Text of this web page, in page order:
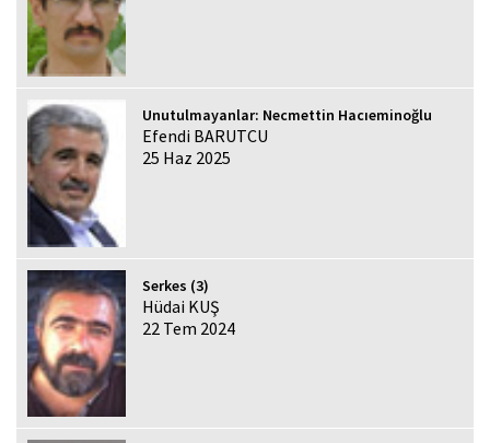
Unutulmayanlar: Necmettin Hacıeminoğlu
Efendi BARUTCU
25 Haz 2025
Serkes (3)
Hüdai KUŞ
22 Tem 2024